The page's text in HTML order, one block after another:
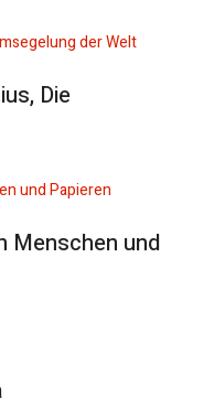
Die
Menschen und